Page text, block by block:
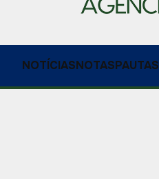
NOTÍCIASNOTASPAUTAS